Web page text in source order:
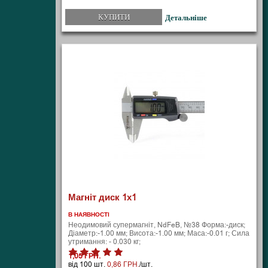
КУПИТИ Детальніше
Магніт диск 1х1
В НАЯВНОСТІ
Неодимовий супермагніт, NdFeB, №38 Форма:-диск;
Діаметр:-1.00 мм; Висота:-1.00 мм; Маса:-0.01 г; Сила
утримання: - 0.030 кг;
1,05 ГРН.
від 100 шт.0,86 ГРН./шт.